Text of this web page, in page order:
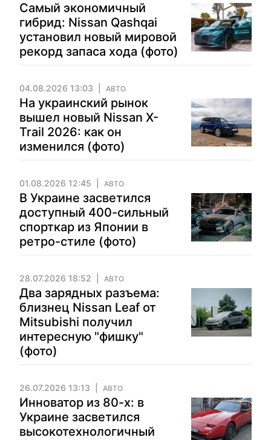
Самый экономичный
гибрид: Nissan Qashqai
установил новый мировой
рекорд запаса хода (фото)
04.08.2026 13:03 АВТО
На украинский рынок
вышел новый Nissan X-
Trail 2026: как он
изменился (фото)
01.08.2026 12:45 АВТО
В Украине засветился
доступный 400-сильный
спорткар из Японии в
ретро-стиле (фото)
28.07.2026 18:52 АВТО
Два зарядных разъема:
близнец Nissan Leaf от
Mitsubishi получил
интересную "фишку"
(фото)
26.07.2026 13:13 АВТО
Инноватор из 80-х: в
Украине засветился
высокотехнологичный